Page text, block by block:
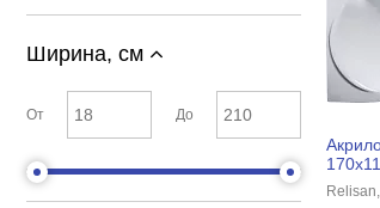
Ширина, см
От До